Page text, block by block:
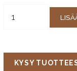
KYSY